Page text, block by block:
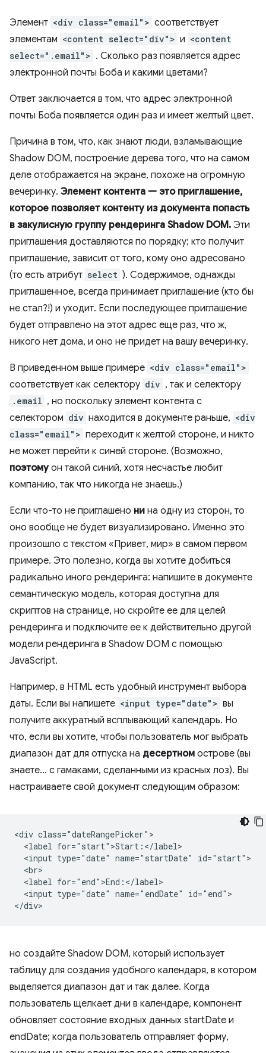
Элемент <div class="email"> соответствует
элементам <content select="div"> и <content
select=".email"> . Сколько раз появляется адрес
электронной почты Боба и какими цветами?
Ответ заключается в том, что адрес электронной
почты Боба появляется один раз и имеет желтый цвет.
Причина в том, что, как знают люди, взламывающие
Shadow DOM, построение дерева того, что на самом
деле отображается на экране, похоже на огромную
вечеринку. Элемент контента — это приглашение,
которое позволяет контенту из документа попасть
в закулисную группу рендеринга Shadow DOM. Эти
приглашения доставляются по порядку; кто получит
приглашение, зависит от того, кому оно адресовано
(то есть атрибут select ). Содержимое, однажды
приглашенное, всегда принимает приглашение (кто бы
не стал?!) и уходит. Если последующее приглашение
будет отправлено на этот адрес еще раз, что ж,
никого нет дома, и оно не придет на вашу вечеринку.
В приведенном выше примере <div class="email">
соответствует как селектору div , так и селектору
.email , но поскольку элемент контента с
селектором div находится в документе раньше, <div
class="email"> переходит к желтой стороне, и никто
не может перейти к синей стороне. (Возможно,
поэтомуон такой синий, хотя несчастье любит
компанию, так что никогда не знаешь.)
Если что-то не приглашено ни на одну из сторон, то
оно вообще не будет визуализировано. Именно это
произошло с текстом «Привет, мир» в самом первом
примере. Это полезно, когда вы хотите добиться
радикально иного рендеринга: напишите в документе
семантическую модель, которая доступна для
скриптов на странице, но скройте ее для целей
рендеринга и подключите ее к действительно другой
модели рендеринга в Shadow DOM с помощью
JavaScript.
Например, в HTML есть удобный инструмент выбора
даты. Если вы напишете <input type="date"> вы
получите аккуратный всплывающий календарь. Но
что, если вы хотите, чтобы пользователь мог выбрать
диапазон дат для отпуска на десертном острове (вы
знаете… с гамаками, сделанными из красных лоз). Вы
настраиваете свой документ следующим образом:
<div class="dateRangePicker">
  <label for="start">Start:</label>
  <input type="date" name="startDate" id="start">
  <br>
  <label for="end">End:</label>
  <input type="date" name="endDate" id="end">
но создайте Shadow DOM, который использует
таблицу для создания удобного календаря, в котором
выделяется диапазон дат и так далее. Когда
пользователь щелкает дни в календаре, компонент
обновляет состояние входных данных startDate и
endDate; когда пользователь отправляет форму,